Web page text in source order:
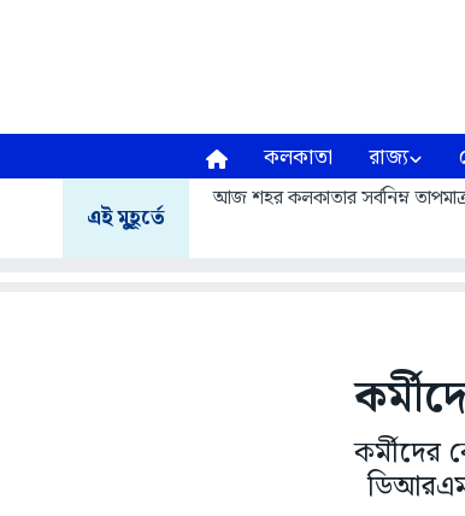
কলকাতা রাজ্য
এই মুহূর্তে
আজ শহর কলকাতার সর্বনিম্ন
কর্মীদের
ডিআরএম